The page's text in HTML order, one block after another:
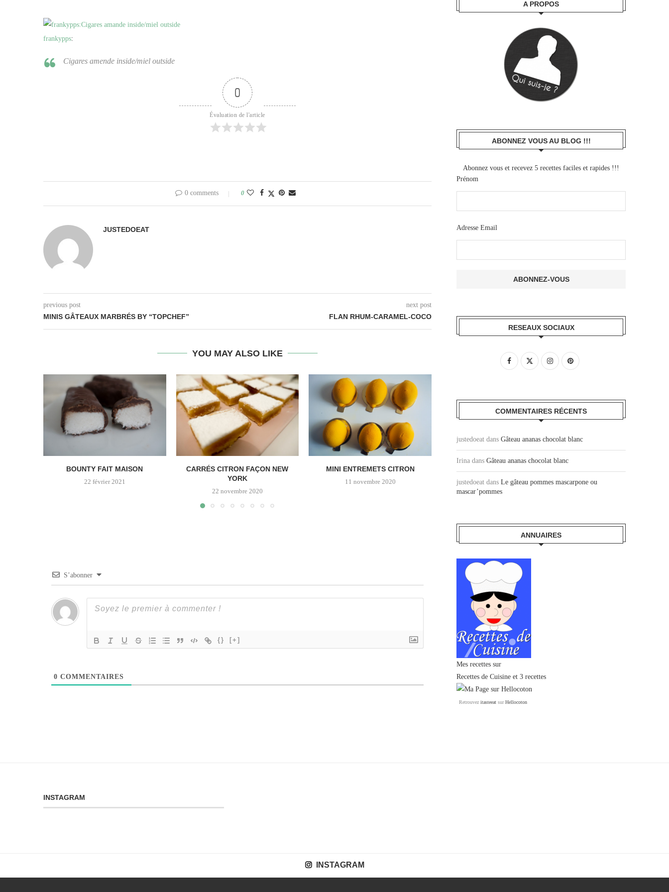
frankypps:
Cigares amende inside/miel outside
0
Évaluation de l'article
0 comments 0
JUSTEDOEAT
previous post
MINIS GÂTEAUX MARBRÉS BY “TOPCHEF”
next post
FLAN RHUM-CARAMEL-COCO
YOU MAY ALSO LIKE
BOUNTY FAIT MAISON
22 février 2021
CARRÉS CITRON FAÇON NEW
YORK
22 novembre 2020
MINI ENTREMETS CITRON
11 novembre 2020 1 novembre 2020
S’abonner
{} [+]
0 COMMENTAIRES
A PROPOS
ABONNEZ VOUS AU BLOG !!!
Abonnez vous et recevez 5 recettes faciles et rapides !!!
Prénom
Adresse Email
RESEAUX SOCIAUX
COMMENTAIRES RÉCENTS
justedoeat dans Gâteau ananas chocolat blanc
Irina dans Gâteau ananas chocolat blanc
justedoeat dans Le gâteau pommes mascarpone ou
mascar’pommes
ANNUAIRES
Mes recettes sur
Recettes de Cuisine et 3 recettes
Retrouvez itasteeat surHellocoton
INSTAGRAM
INSTAGRAM